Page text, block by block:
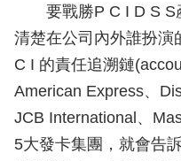
要戰勝P C I D S S
清楚在公司內外誰扮演
C I 的責任追溯鏈
American Express、
JCB International、
5大發卡集團，就會告